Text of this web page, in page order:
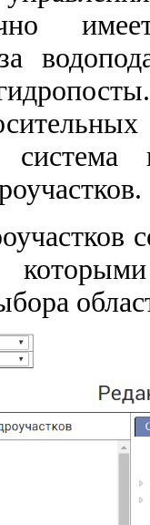
имеет